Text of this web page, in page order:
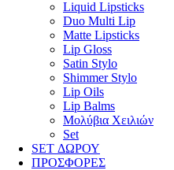
Liquid Lipsticks
Duo Multi Lip
Matte Lipsticks
Lip Gloss
Satin Stylo
Shimmer Stylo
Lip Oils
Lip Balms
Μολύβια Χειλιών
Set
SET ΔΩΡΟΥ
ΠΡΟΣΦΟΡΕΣ